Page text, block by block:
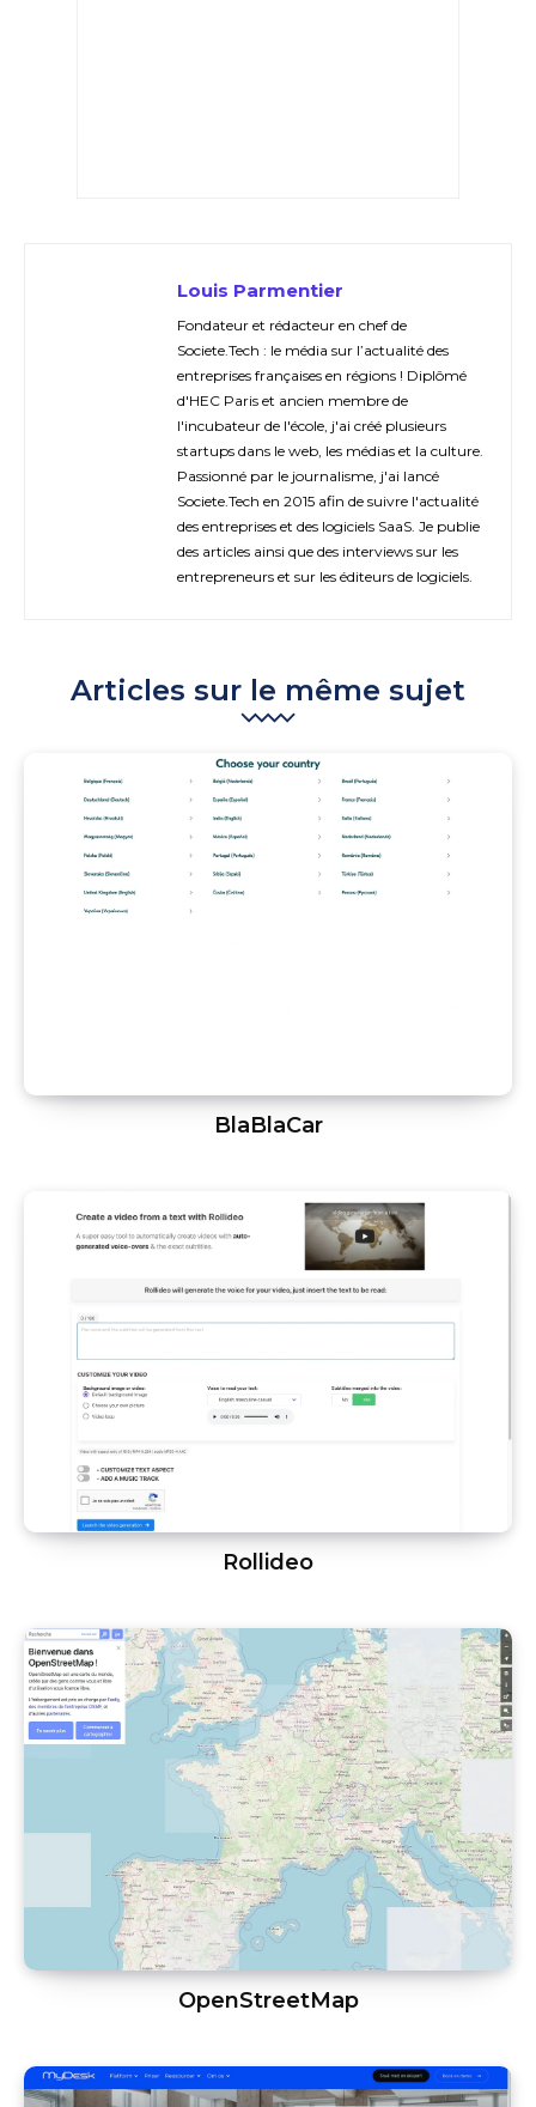
Louis Parmentier
Fondateur et rédacteur en chef de
Societe.Tech : le média sur l’actualité des
entreprises françaises en régions ! Diplômé
d'HEC Paris et ancien membre de
l'incubateur de l'école, j'ai créé plusieurs
startups dans le web, les médias et la culture.
Passionné par le journalisme, j'ai lancé
Societe.Tech en 2015 afin de suivre l'actualité
des entreprises et des logiciels SaaS. Je publie
des articles ainsi que des interviews sur les
entrepreneurs et sur les éditeurs de logiciels.
Articles sur le même sujet
BlaBlaCar
Rollideo
OpenStreetMap